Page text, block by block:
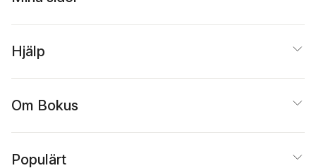
Hjälp
Om Bokus
Populärt